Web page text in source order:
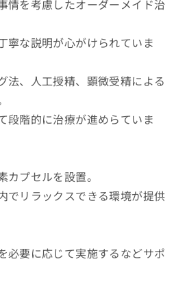
情を考慮したオーダーメイド治
寧な説明が心がけられていま
法、人工授精、顕微受精による
段階的に治療が進めらていま
カプセルを設置。
でリラックスできる環境が提供
必要に応じて実施するなどサポ